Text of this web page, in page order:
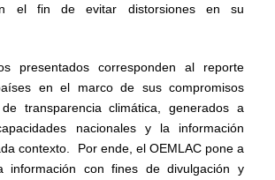
el fin de evitar distorsiones en su
presentados corresponden al reporte
en el marco de sus compromisos
de transparencia climática, generados a
nacionales y la información
contexto.
Por ende, el OEMLAC pone a
información con fines de divulgación y